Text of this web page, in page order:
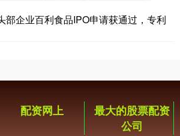
部企业百利食品IPO申请获通过，专利
配资网上
最大的股票配资
公司